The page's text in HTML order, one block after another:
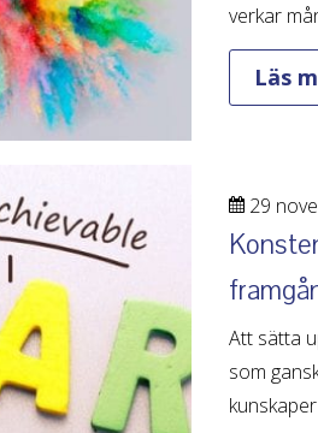
verkar
Läs
29
Att sätta
som